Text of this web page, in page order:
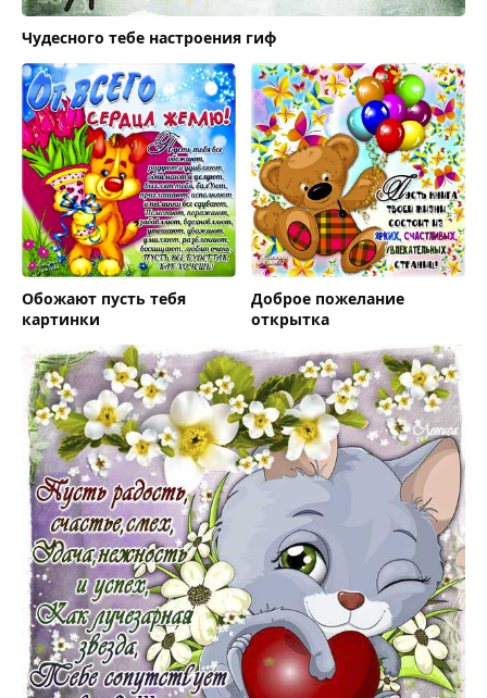
Чудесного тебе настроения гиф
Обожают пусть тебя
картинки
Доброе пожелание
открытка